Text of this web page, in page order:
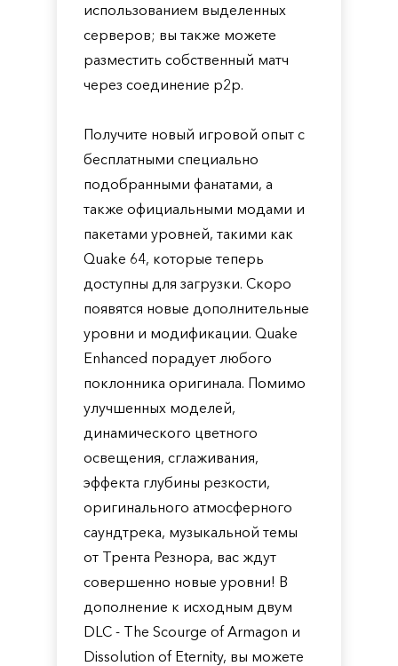
использованием выделенных
серверов; вы также можете
разместить собственный матч
через соединение p2p.
Получите новый игровой опыт с
бесплатными специально
подобранными фанатами, а
также официальными модами и
пакетами уровней, такими как
Quake 64, которые теперь
доступны для загрузки. Скоро
появятся новые дополнительные
уровни и модификации. Quake
Enhanced порадует любого
поклонника оригинала. Помимо
улучшенных моделей,
динамического цветного
освещения, сглаживания,
эффекта глубины резкости,
оригинального атмосферного
саундтрека, музыкальной темы
от Трента Резнора, вас ждут
совершенно новые уровни! В
дополнение к исходным двум
DLC - The Scourge of Armagon и
Dissolution of Eternity, вы можете